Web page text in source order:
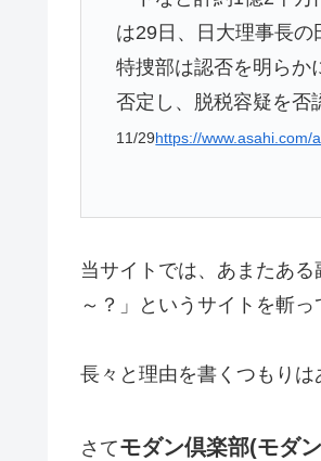
は29日、日大理事長の
特捜部は認否を明らか
否定し、脱税容疑を否
11/29https://www.asahi.com/
当サイトでは、あまたあ
～？」というサイトを斬
長々と理由を書くつもりは
さてモダン倶楽部(モダ